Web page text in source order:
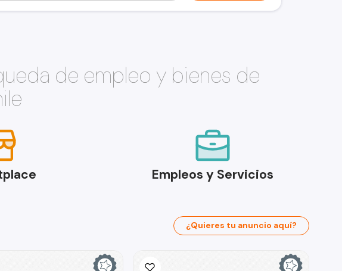
de empleo y bienes de
Empleos y Servicios
¿Quieres tu anuncio aquí?